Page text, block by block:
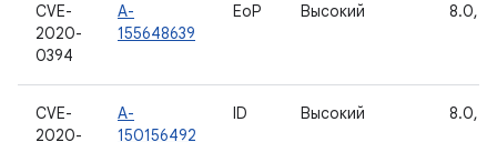
CVE-
2020-
0394
A-
155648639
EoP Высокий 8.0,
CVE-
2020-
A-
150156492
ID Высокий 8.0,